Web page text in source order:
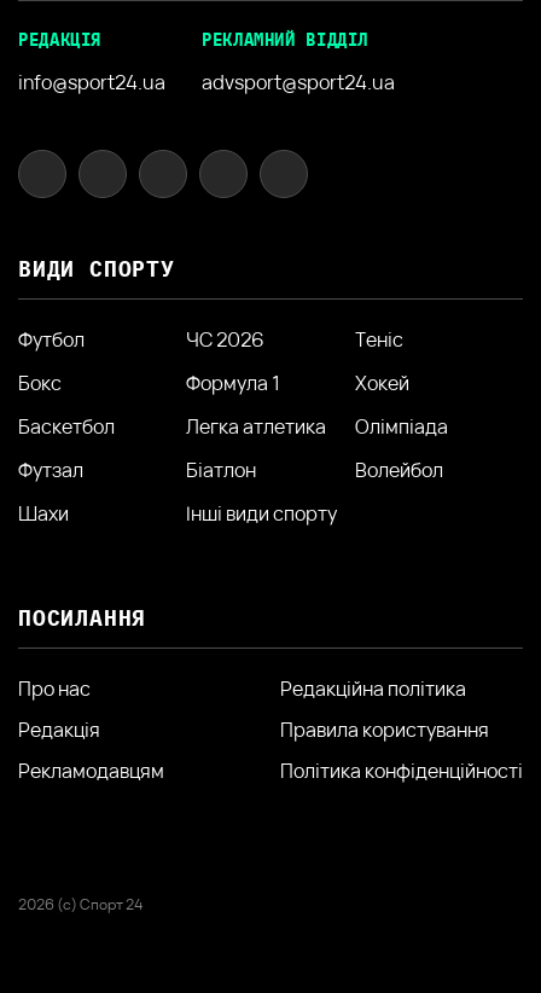
РЕДАКЦІЯ
info@sport24.ua
РЕКЛАМНИЙ ВІДДІЛ
advsport@sport24.ua
ВИДИ СПОРТУ
Футбол ЧС 2026
Теніс
Бокс
Формула 1
Хокей
Баскетбол
Легка атлетика
Олімпіада
Футзал
Біатлон
Волейбол
Шахи
Інші види спорту
ПОСИЛАННЯ
Про нас
Редакція
Рекламодавцям
Редакційна політика
Правила користування
Політика конфіденційності
2026 (с) Спорт 24